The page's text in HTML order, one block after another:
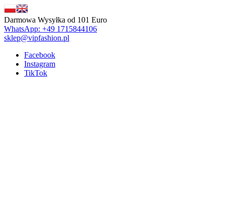
Darmowa Wysyłka od 101 Euro
WhatsApp: +49 1715844106
sklep@vipfashion.pl
Facebook
Instagram
TikTok